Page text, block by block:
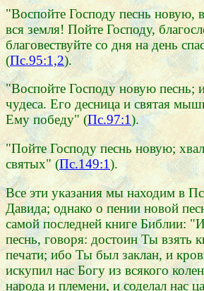
"Воспойте Господу песнь новую,
вся земля! Пойте Господу,
благовествуйте со дня на день
(Пс.95:1,2).
"Воспойте Господу новую песнь;
чудеса. Его десница и святая
Ему победу" (Пс.97:1).
"Пойте Господу песнь новую;
святых" (Пс.149:1).
Все эти указания мы находим в
Давида; однако о пении новой
самой последней книге Библии:
песнь, говоря: достоин Ты взять
печати; ибо Ты был заклан, и
искупил нас Богу из всякого
народа и племени, и соделал нас